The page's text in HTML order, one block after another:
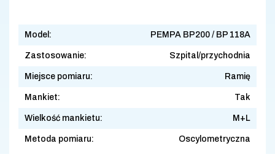
Model: PEMPA BP200 / BP 118A
Zastosowanie: Szpital/przychodnia
Miejsce pomiaru: Ramię
Mankiet: Tak
Wielkość mankietu: M+L
Metoda pomiaru: Oscylometryczna